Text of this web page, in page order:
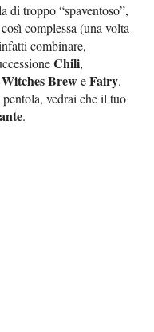
di troppo “spaventoso”,
complessa (una volta
combinare,
Chili,
Witches BreweFairy.
vedrai che il tuo
.